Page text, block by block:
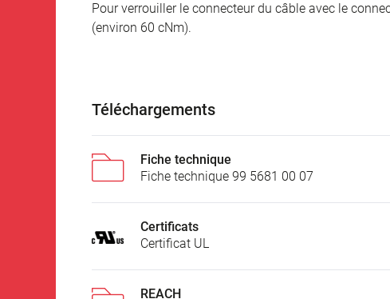
Pour verrouiller le connecteur du câble avec le
(environ 60 cNm).
Téléchargements
Fiche technique
Fiche technique 99 5681 00 07
Certificats
Certificat UL
REACH